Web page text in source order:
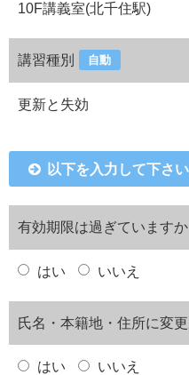
10F講義室(北千住駅)
講習種別 自動
更新と失効
以下を入力して下さい
有効期限は過ぎていますか
はい いいえ
氏名・本籍地・住所に変
はい いいえ